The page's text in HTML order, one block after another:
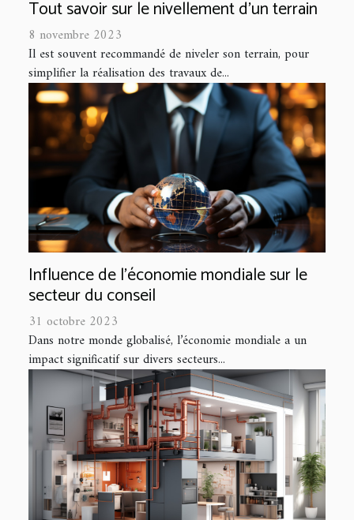
Tout savoir sur le nivellement d’un terrain
8 novembre 2023
Il est souvent recommandé de niveler son terrain, pour
simplifier la réalisation des travaux de...
Influence de l'économie mondiale sur le
secteur du conseil
31 octobre 2023
Dans notre monde globalisé, l’économie mondiale a un
impact significatif sur divers secteurs...